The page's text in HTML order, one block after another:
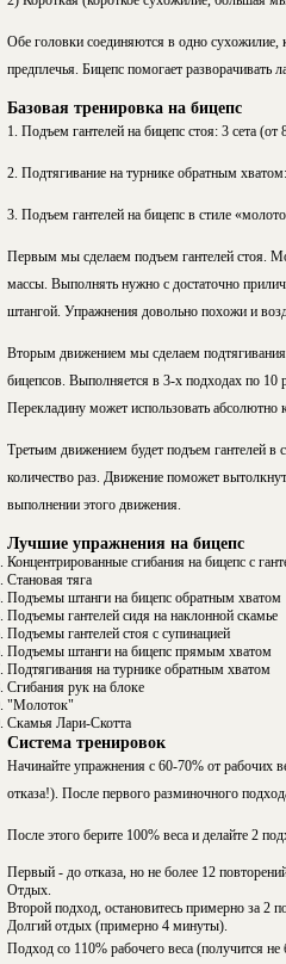
Обе головки соединяются в одно сухожилие,
предплечья. Бицепс помогает разворачивать
Базовая тренировка на бицепс
1. Подъем гантелей на бицепс стоя: 3 сета (от
2. Подтягивание на турнике обратным
3. Подъем гантелей на бицепс в стиле
Первым мы сделаем подъем гантелей стоя.
массы. Выполнять нужно с достаточно
штангой. Упражнения довольно похожи и
Вторым движением мы сделаем
бицепсов. Выполняется в 3-х подходах по 10
Перекладину может использовать абсолютно
Третьим движением будет подъем гантелей в
количество раз. Движение поможет
выполнении этого движения.
Лучшие упражнения на бицепс
Концентрированные сгибания на бицепс с
Становая тяга
Подъемы штанги на бицепс обратным хватом
Подъемы гантелей сидя на наклонной скамье
Подъемы гантелей стоя с супинацией
Подъемы штанги на бицепс прямым хватом
Подтягивания на турнике обратным хватом
Сгибания рук на блоке
"Молоток"
Скамья Лари-Скотта
Система тренировок
Начинайте упражнения с 60-70% от рабочих
отказа!). После первого разминочного
После этого берите 100% веса и делайте 2
Первый - до отказа, но не более 12
Отдых.
Второй подход, остановитесь примерно за 2
Долгий отдых (примерно 4 минуты).
Подход со 110% рабочего веса (получится